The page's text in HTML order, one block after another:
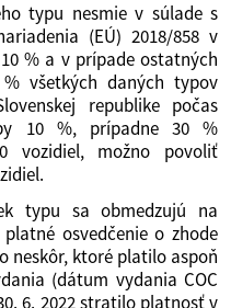
typu nesmie v súlade s
(EÚ) 2018/858 v
% a v prípade ostatných
všetkých daných typov
republike počas
10 %, prípadne 30 %
vozidiel, možno povoliť
typu sa obmedzujú na
osvedčenie o zhode
neskôr, ktoré platilo aspoň
(dátum vydania COC
6. 2022 stratilo platnosť v